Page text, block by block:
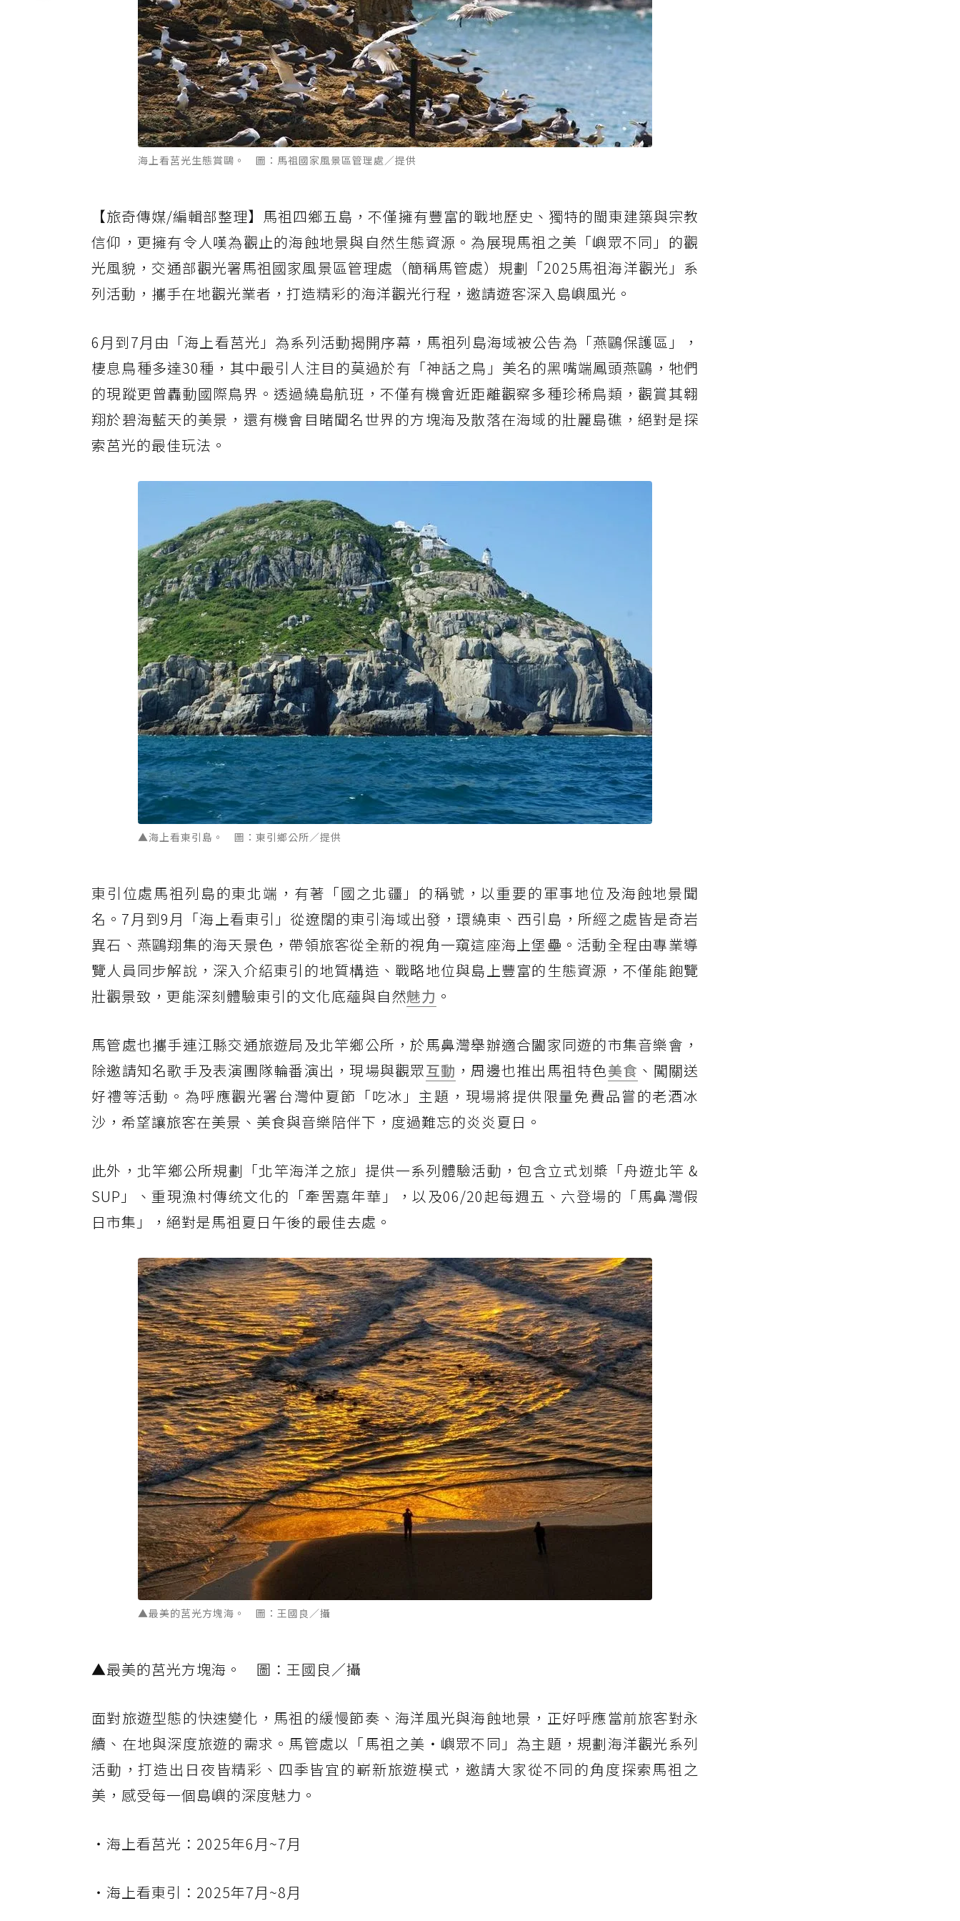
海上看莒光生態賞鷗。 圖：馬祖國家風景區管理處／提供
【旅奇傳媒/編輯部整理】馬祖四鄉五島，不僅擁有豐富的戰地歷史、獨特的閩東建築與宗教
信仰，更擁有令人嘆為觀止的海蝕地景與自然生態資源。為展現馬祖之美「嶼眾不同」的觀
光風貌，交通部觀光署馬祖國家風景區管理處（簡稱馬管處）規劃「2025馬祖海洋觀光」系
列活動，攜手在地觀光業者，打造精彩的海洋觀光行程，邀請遊客深入島嶼風光。
6月到7月由「海上看莒光」為系列活動揭開序幕，馬祖列島海域被公告為「燕鷗保護區」，
棲息鳥種多達30種，其中最引人注目的莫過於有「神話之鳥」美名的黑嘴端鳳頭燕鷗，牠們
的現蹤更曾轟動國際鳥界。透過繞島航班，不僅有機會近距離觀察多種珍稀鳥類，觀賞其翱
翔於碧海藍天的美景，還有機會目睹聞名世界的方塊海及散落在海域的壯麗島礁，絕對是探
索莒光的最佳玩法。
▲海上看東引島。 圖：東引鄉公所／提供
東引位處馬祖列島的東北端，有著「國之北疆」的稱號，以重要的軍事地位及海蝕地景聞
名。7月到9月「海上看東引」從遼闊的東引海域出發，環繞東、西引島，所經之處皆是奇岩
異石、燕鷗翔集的海天景色，帶領旅客從全新的視角一窺這座海上堡壘。活動全程由專業導
覽人員同步解說，深入介紹東引的地質構造、戰略地位與島上豐富的生態資源，不僅能飽覽
壯觀景致，更能深刻體驗東引的文化底蘊與自然魅力 。
馬管處也攜手連江縣交通旅遊局及北竿鄉公所，於馬鼻灣舉辦適合闔家同遊的市集音樂會，
除邀請知名歌手及表演團隊輪番演出，現場與觀眾互動 ，周邊也推出馬祖特色美食 、闖關送
好禮等活動。為呼應觀光署台灣仲夏節「吃冰」主題，現場將提供限量免費品嘗的老酒冰
沙，希望讓旅客在美景、美食與音樂陪伴下，度過難忘的炎炎夏日。
此外，北竿鄉公所規劃「北竿海洋之旅」提供一系列體驗活動，包含立式划槳「舟遊北竿 &
SUP」、重現漁村傳统文化的「牽罟嘉年華」，以及06/20起每週五、六登場的「馬鼻灣假
日市集」，絕對是馬祖夏日午後的最佳去處。
▲最美的莒光方塊海。 圖：王國良／攝
▲最美的莒光方塊海。 圖：王國良／攝
面對旅遊型態的快速變化，馬祖的緩慢節奏、海洋風光與海蝕地景，正好呼應當前旅客對永
續、在地與深度旅遊的需求。馬管處以「馬祖之美‧嶼眾不同」為主題，規劃海洋觀光系列
活動，打造出日夜皆精彩、四季皆宜的嶄新旅遊模式，邀請大家從不同的角度探索馬祖之
美，感受每一個島嶼的深度魅力。
・海上看莒光：2025年6月~7月
・海上看東引：2025年7月~8月